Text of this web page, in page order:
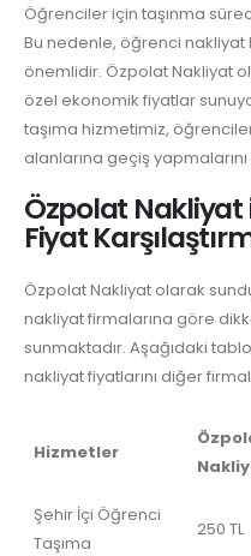
Öğrenciler için taşınma
Bu nedenle, öğrenci nakliyat
önemlidir. Özpolat Nakliyat
özel ekonomik fiyatlar
taşıma hizmetimiz,
alanlarına geçiş
Özpolat Nakliyat
Fiyat
Özpolat Nakliyat olarak
nakliyat firmalarına göre
sunmaktadır. Aşağıdaki
nakliyat fiyatlarını diğer
Hizmetler
Şehir İçi Öğrenci
Taşıma
250 TL